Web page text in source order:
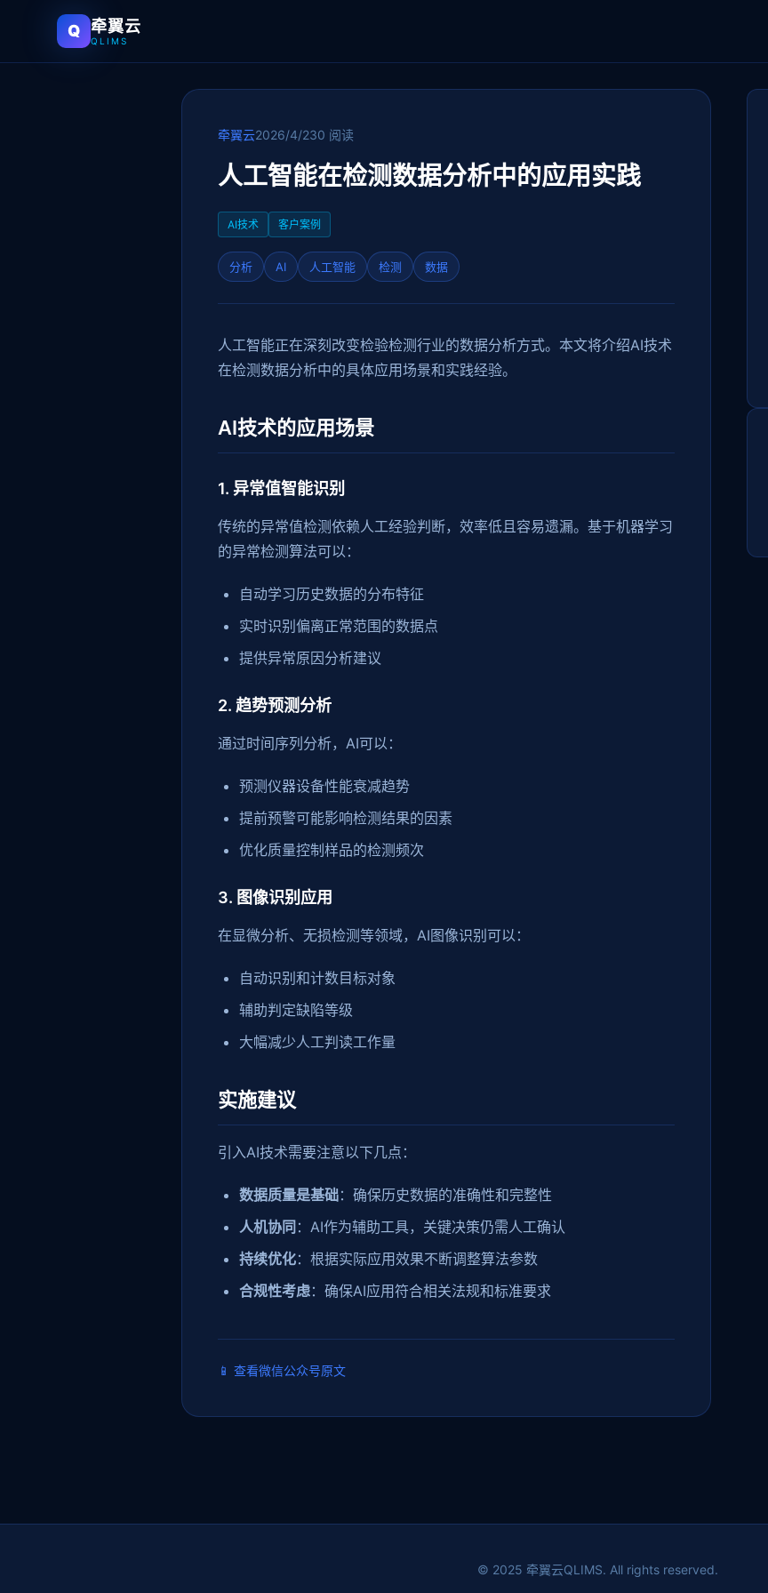
Q 牵翼云
QLIMS
牵翼云2026/4/230 阅读
人工智能在检测数据分析中的应用实践
AI技术 客户案例
分析 AI 人工智能 检测 数据
人工智能正在深刻改变检验检测行业的数据分析方式。本文将介绍AI技术
在检测数据分析中的具体应用场景和实践经验。
AI技术的应用场景
1. 异常值智能识别
传统的异常值检测依赖人工经验判断，效率低且容易遗漏。基于机器学习
的异常检测算法可以：
自动学习历史数据的分布特征
实时识别偏离正常范围的数据点
提供异常原因分析建议
2. 趋势预测分析
通过时间序列分析，AI可以：
预测仪器设备性能衰减趋势
提前预警可能影响检测结果的因素
优化质量控制样品的检测频次
3. 图像识别应用
在显微分析、无损检测等领域，AI图像识别可以：
自动识别和计数目标对象
辅助判定缺陷等级
大幅减少人工判读工作量
实施建议
引入AI技术需要注意以下几点：
数据质量是基础：确保历史数据的准确性和完整性
人机协同 ：AI作为辅助工具，关键决策仍需人工确认
持续优化：根据实际应用效果不断调整算法参数
合规性考虑：确保AI应用符合相关法规和标准要求
📱 查看微信公众号原文
© 2025 牵翼云QLIMS. All rights reserved.